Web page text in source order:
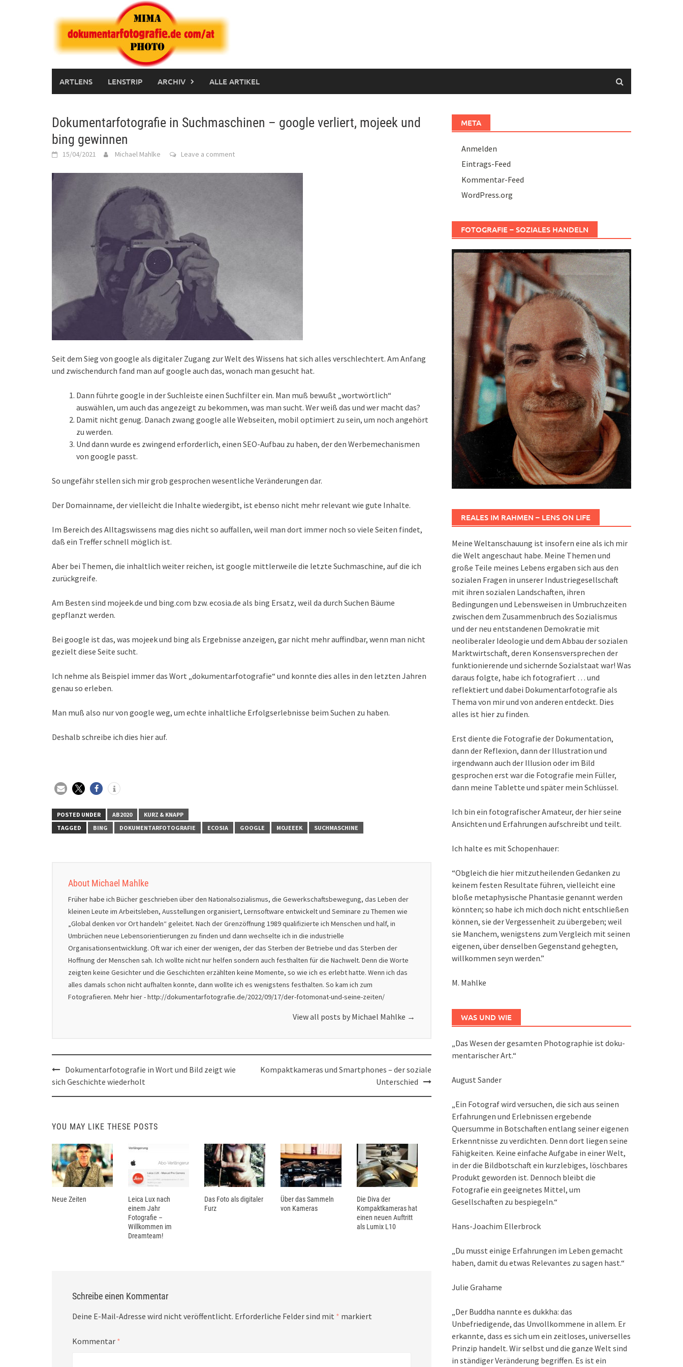
ARTLENS LENSTRIP ARCHIV ALLE ARTIKEL
Dokumentarfotografie in Suchmaschinen – google verliert, mojeek und
bing gewinnen
15/04/2021 Michael Mahlke Leave a comment
Seit dem Sieg von google als digitaler Zugang zur Welt des Wissens hat sich alles verschlechtert. Am Anfang
und zwischendurch fand man auf google auch das, wonach man gesucht hat.
Dann führte google in der Suchleiste einen Suchfilter ein. Man muß bewußt „wortwörtlich“
auswählen, um auch das angezeigt zu bekommen, was man sucht. Wer weiß das und wer macht das?
Damit nicht genug. Danach zwang google alle Webseiten, mobil optimiert zu sein, um noch angehört
zu werden.
Und dann wurde es zwingend erforderlich, einen SEO-Aufbau zu haben, der den Werbemechanismen
von google passt.
So ungefähr stellen sich mir grob gesprochen wesentliche Veränderungen dar.
Der Domainname, der vielleicht die Inhalte wiedergibt, ist ebenso nicht mehr relevant wie gute Inhalte.
Im Bereich des Alltagswissens mag dies nicht so auffallen, weil man dort immer noch so viele Seiten findet,
daß ein Treffer schnell möglich ist.
Aber bei Themen, die inhaltlich weiter reichen, ist google mittlerweile die letzte Suchmaschine, auf die ich
zurückgreife.
Am Besten sind mojeek.de und bing.com bzw. ecosia.de als bing Ersatz, weil da durch Suchen Bäume
gepflanzt werden.
Bei google ist das, was mojeek und bing als Ergebnisse anzeigen, gar nicht mehr auffindbar, wenn man nicht
gezielt diese Seite sucht.
Ich nehme als Beispiel immer das Wort „dokumentarfotografie“ und konnte dies alles in den letzten Jahren
genau so erleben.
Man muß also nur von google weg, um echte inhaltliche Erfolgserlebnisse beim Suchen zu haben.
Deshalb schreibe ich dies hier auf.
POSTED UNDER AB2020
KURZ & KNAPP
TAGGED
BING DOKUMENTARFOTOGRAFIE ECOSIA GOOGLE MOJEEEK SUCHMASCHINE
About Michael Mahlke
Früher habe ich Bücher geschrieben über den Nationalsozialismus, die Gewerkschaftsbewegung, das Leben der
kleinen Leute im Arbeitsleben, Ausstellungen organisiert, Lernsoftware entwickelt und Seminare zu Themen wie
„Global denken vor Ort handeln“ geleitet. Nach der Grenzöffnung 1989 qualifizierte ich Menschen und half, in
Umbrüchen neue Lebensorientierungen zu finden und dann wechselte ich in die industrielle
Organisationsentwicklung. Oft war ich einer der wenigen, der das Sterben der Betriebe und das Sterben der
Hoffnung der Menschen sah. Ich wollte nicht nur helfen sondern auch festhalten für die Nachwelt. Denn die Worte
zeigten keine Gesichter und die Geschichten erzählten keine Momente, so wie ich es erlebt hatte. Wenn ich das
alles damals schon nicht aufhalten konnte, dann wollte ich es wenigstens festhalten. So kam ich zum
Fotografieren. Mehr hier - http://dokumentarfotografie.de/2022/09/17/der-fotomonat-und-seine-zeiten/
View all posts by Michael Mahlke →
Post
navigation
Dokumentarfotografie in Wort und Bild zeigt wie
sich Geschichte wiederholt
Kompaktkameras und Smartphones – der soziale
Unterschied
YOU MAY LIKE THESE POSTS
Neue Zeiten
Leica Lux nach
einem Jahr
Fotografie –
Willkommen im
Dreamteam!
Das Foto als digitaler
Furz
Über das Sammeln
von Kameras
Die Diva der
Kompaktkameras hat
einen neuen Auftritt
als Lumix L10
Schreibe einen Kommentar
Deine E-Mail-Adresse wird nicht veröffentlicht. Erforderliche Felder sind mit * markiert
Kommentar *
META
Anmelden
Eintrags-Feed
Kommentar-Feed
WordPress.org
FOTOGRAFIE – SOZIALES HANDELN
REALES IM RAHMEN – LENS ON LIFE
Meine Weltanschauung ist insofern eine als ich mir
die Welt angeschaut habe. Meine Themen und
große Teile meines Lebens ergaben sich aus den
sozialen Fragen in unserer Industriegesellschaft
mit ihren sozialen Landschaften, ihren
Bedingungen und Lebensweisen in Umbruchzeiten
zwischen dem Zusammenbruch des Sozialismus
und der neu entstandenen Demokratie mit
neoliberaler Ideologie und dem Abbau der sozialen
Marktwirtschaft, deren Konsensversprechen der
funktionierende und sichernde Sozialstaat war! Was
daraus folgte, habe ich fotografiert … und
reflektiert und dabei Dokumentarfotografie als
Thema von mir und von anderen entdeckt. Dies
alles ist hier zu finden.
Erst diente die Fotografie der Dokumentation,
dann der Reflexion, dann der Illustration und
irgendwann auch der Illusion oder im Bild
gesprochen erst war die Fotografie mein Füller,
dann meine Tablette und später mein Schlüssel.
Ich bin ein fotografischer Amateur, der hier seine
Ansichten und Erfahrungen aufschreibt und teilt.
Ich halte es mit Schopenhauer:
“Obgleich die hier mitzutheilenden Gedanken zu
keinem festen Resultate führen, vielleicht eine
bloße metaphysische Phantasie genannt werden
könnten; so habe ich mich doch nicht entschließen
können, sie der Vergessenheit zu übergeben; weil
sie Manchem, wenigstens zum Vergleich mit seinen
eigenen, über denselben Gegenstand gehegten,
willkommen seyn werden.”
M. Mahlke
WAS UND WIE
„Das We­sen der ge­sam­ten Pho­to­gra­phie ist do­ku­
men­ta­ri­scher Art.“
August Sander
„Ein Fotograf wird versuchen, die sich aus seinen
Erfahrungen und Erlebnissen ergebende
Quersumme in Botschaften entlang seiner eigenen
Erkenntnisse zu verdichten. Denn dort liegen seine
Fähigkeiten. Keine einfache Aufgabe in einer Welt,
in der die Bildbotschaft ein kurzlebiges, löschbares
Produkt geworden ist. Dennoch bleibt die
Fotografie ein geeignetes Mittel, um
Gesellschaften zu bespiegeln.“
Hans-Joachim Ellerbrock
„Du musst einige Erfahrungen im Leben gemacht
haben, damit du etwas Relevantes zu sagen hast.“
Julie Grahame
„Der Buddha nannte es dukkha: das
Unbefriedigende, das Unvollkommene in allem. Er
erkannte, dass es sich um ein zeitloses, universelles
Prinzip handelt. Wir selbst und die ganze Welt sind
in ständiger Veränderung begriffen. Es ist ein